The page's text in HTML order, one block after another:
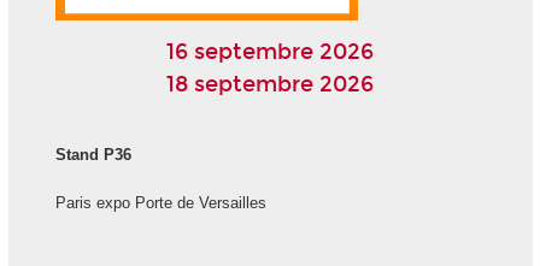
16 septembre 2026
18 septembre 2026
Stand P36
Paris expo Porte de Versailles